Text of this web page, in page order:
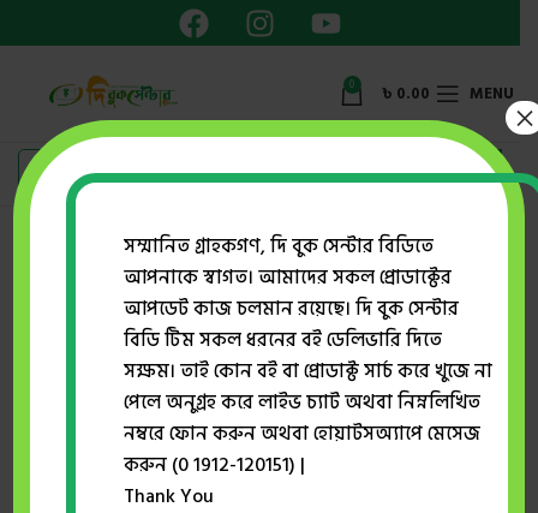
0 ৳ 0.00 MENU
Showing all 2 results
Show sidebar
-31%
সম্মানিত গ্রাহকগণ, দি বুক সেন্টার বিডিতে
আপনাকে স্বাগত। আমাদের সকল প্রোডাক্টের
আপডেট কাজ চলমান রয়েছে। দি বুক সেন্টার
বিডি টিম সকল ধরনের বই ডেলিভারি দিতে
সক্ষম। তাই কোন বই বা প্রোডাক্ট সার্চ করে খুজে না
পেলে অনুগ্রহ করে লাইভ চ্যাট অথবা নিম্নলিখিত
নম্বরে ফোন করুন অথবা হোয়াটসঅ্যাপে মেসেজ
করুন (0 1912-120151) |
Thank You
×